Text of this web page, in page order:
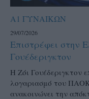
Α1 ΓΥΝΑΙΚΩΝ
29/07/2026
Επιστρέφει στην
Γουέδεριγκτον
Η Ζόι Γουέδεριγκτον
λογαριασμό του
ανακοινώνει την